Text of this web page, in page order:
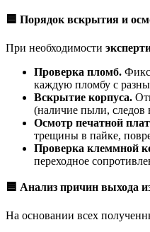
🟦 Порядок вскрытия и
При необходимости
Проверка пломб.
каждую пломбу с
Вскрытие корпуса.
(наличие пыли, следов
Осмотр печатной
трещины в пайке,
Проверка клеммной
переходное
🟦 Анализ причин выхода
На основании всех